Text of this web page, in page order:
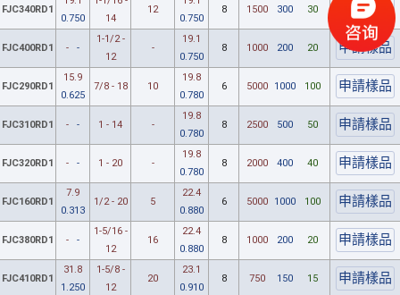
FJC340RD1
0.750
14
12
0.750
8 1500 300 30
FJC400RD1 - -
1-1/2 -
12
-
19.1
0.750
8 1000 200 20
FJC290RD1
15.9
0.625
7/8 - 18 10
19.8
0.780
6 5000 1000 100
FJC310RD1 - - 1 - 14 -
19.8
0.780
8 2500 500 50
FJC320RD1 - - 1 - 20 -
19.8
0.780
8 2000 400 40
FJC160RD1
7.9
0.313
1/2 - 20 5
22.4
0.880
6 5000 1000 100
FJC380RD1 - -
1-5/16 -
12
16
22.4
0.880
8 1000 200 20
FJC410RD1
31.8
1.250
1-5/8 -
12
20
23.1
0.910
8 750 150 15